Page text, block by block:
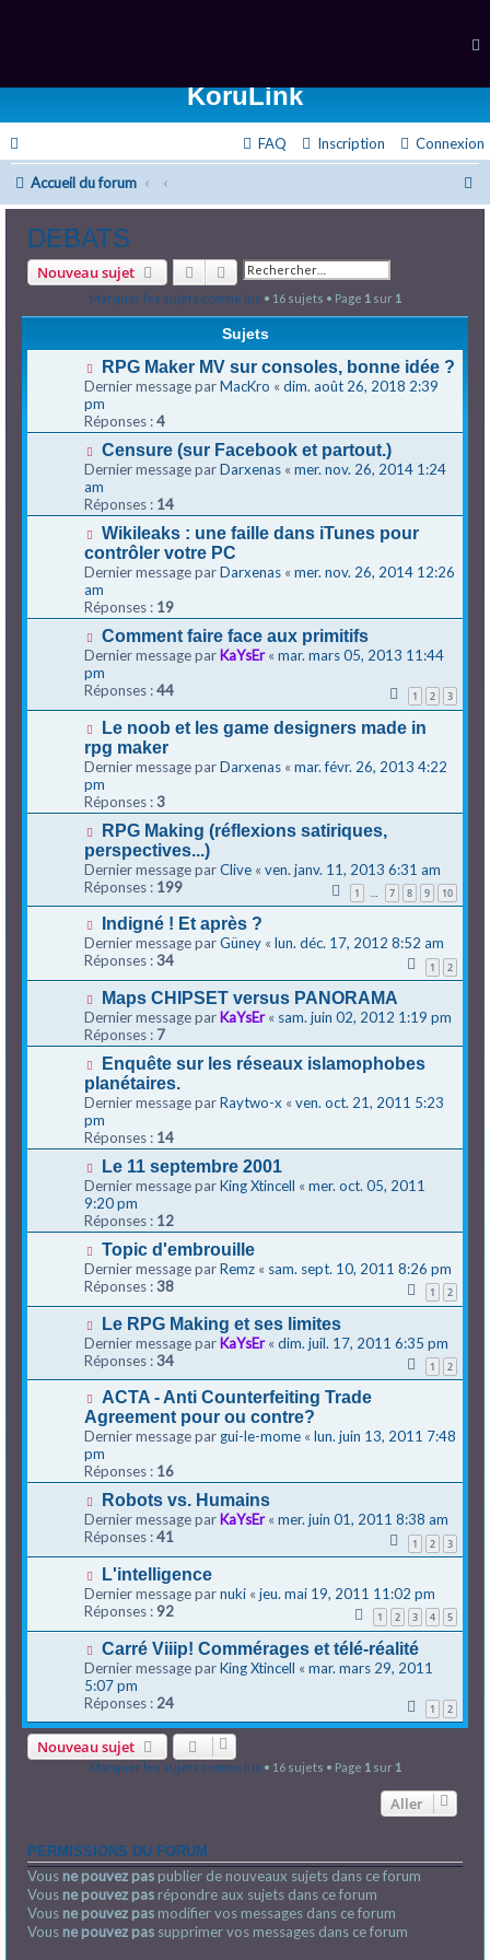
KoruLink
Connexion
Inscription
FAQ
Accueil du forum
e
DEBATS
Nouveau sujet RechercherRecherche avancée
Marquer les sujets comme lus • 16 sujets • Page 1 sur 1
Sujets
RPG Maker MV sur consoles, bonne idée ?
Dernier message parMacKro « dim. août 26, 2018 2:39
pm
Réponses :4
Censure (sur Facebook et partout.)
Dernier message parDarxenas « mer. nov. 26, 2014 1:24
am
Réponses : 14
Wikileaks : une faille dans iTunes pour
contrôler votre PC
Dernier message parDarxenas « mer. nov. 26, 2014 12:26
am
Réponses : 19
Comment faire face aux primitifs
Dernier message par KaYsEr« mar. mars 05, 2013 11:44
pm
Réponses :44 1 2 3
Le noob et les game designers made in
rpg maker
Dernier message parDarxenas « mar. févr. 26, 2013 4:22
pm
Réponses :3
RPG Making (réflexions satiriques,
perspectives...)
Dernier message parClive « ven. janv. 11, 2013 6:31 am
Réponses : 199 1 … 7 8 9 10
Indigné ! Et après ?
Dernier message parGüney « lun. déc. 17, 2012 8:52 am
Réponses :34 1 2
Maps CHIPSET versus PANORAMA
Dernier message par KaYsEr« sam. juin 02, 2012 1:19 pm
Réponses : 7
Enquête sur les réseaux islamophobes
planétaires.
Dernier message parRaytwo-x « ven. oct. 21, 2011 5:23
pm
Réponses : 14
Le 11 septembre 2001
Dernier message parKing Xtincell « mer. oct. 05, 2011
9:20 pm
Réponses : 12
Topic d'embrouille
Dernier message parRemz « sam. sept. 10, 2011 8:26 pm
Réponses :38 1 2
Le RPG Making et ses limites
Dernier message par KaYsEr« dim. juil. 17, 2011 6:35 pm
Réponses :34 1 2
ACTA - Anti Counterfeiting Trade
Agreement pour ou contre?
Dernier message par gui-le-mome « lun. juin 13, 2011 7:48
pm
Réponses : 16
Robots vs. Humains
Dernier message par KaYsEr« mer. juin 01, 2011 8:38 am
Réponses :41 1 2 3
L'intelligence
Dernier message parnuki « jeu. mai 19, 2011 11:02 pm
Réponses : 92 1 2 3 4 5
Carré Viiip! Commérages et télé-réalité
Dernier message parKing Xtincell « mar. mars 29, 2011
5:07 pm
Réponses : 24 1 2
Nouveau sujet
Marquer les sujets comme lus • 16 sujets • Page 1 sur 1
Aller
PERMISSIONS DU FORUM
Vous ne pouvez pas publier de nouveaux sujets dans ce forum
Vous ne pouvez pas répondre aux sujets dans ce forum
Vous ne pouvez pas modifier vos messages dans ce forum
Vous ne pouvez pas supprimer vos messages dans ce forum